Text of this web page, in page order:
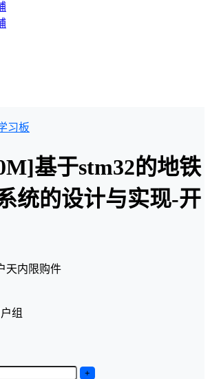
习板
基于stm32的地铁
统的设计与实现-开
天内 限购件
组
+